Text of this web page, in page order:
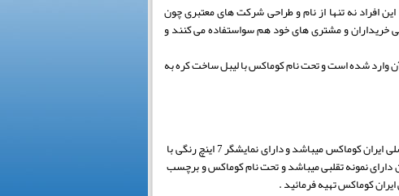
افراد نه تنها از نام و طراحی شرکت های معتبری چون
خریداران و مشتری های خود هم سواستفاده می کنند و
وارد شده است و تحت نام کوماکس با لیبل ساخت کره به
آیفون تصویری کوماکس کره مدل CDV-72BE که ساخت کشور کره جنوبی و دارای 40 ماه گارانتی اصلی ایران کوماکس میباشد و دارای نمایشگر 7 اینچ رنگی با
نمونه تقلبی میباشد و تحت نام کوماکس و برچسب
کوماکس تهیه فرمائید .